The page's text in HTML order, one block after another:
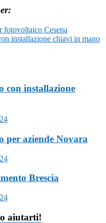
fotovoltaico Cesena
installazione chiavi in mano
con installazione
per aziende Novara
Brescia
aiutarti!